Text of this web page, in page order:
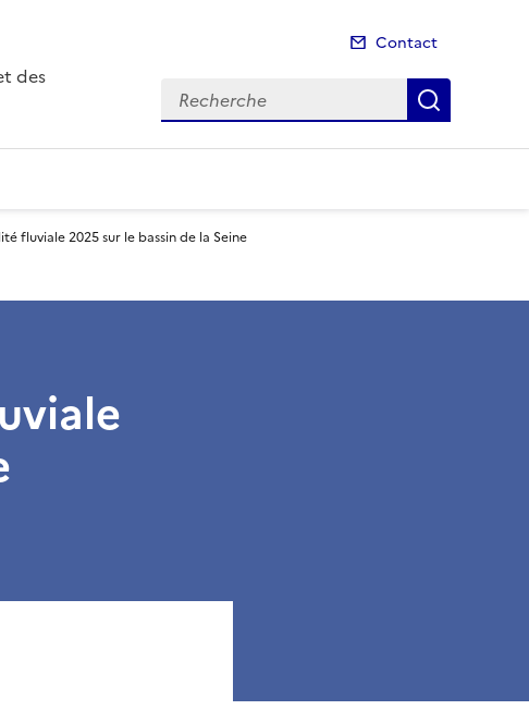
des
Contact
Recherche
fluviale 2025 sur le bassin de la Seine